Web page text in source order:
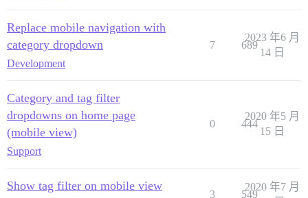
Replace mobile navigation with
category dropdown
Development
7 689
2023 年6 月
14 日
Category and tag filter
dropdowns on home page
(mobile view)
Support
0 444
2020 年5 月
15 日
Show tag filter on mobile view
3 549
2020 年7 月